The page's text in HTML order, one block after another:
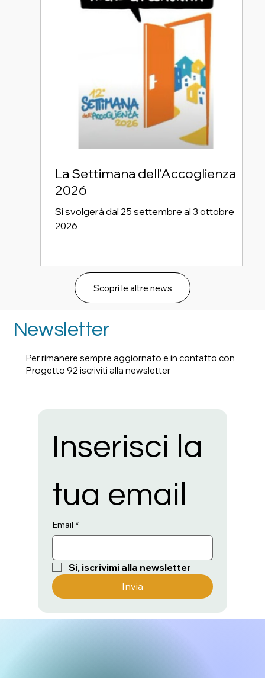
La Settimana dell'Accoglienza
2026
Si svolgerà dal 25 settembre al 3 ottobre
2026
Scopri le altre news
Newsletter
Per rimanere sempre aggiornato e in contatto con
Progetto 92 iscriviti alla newsletter
Inserisci la
tua email
Email *
Si, iscrivimi alla newsletter
Invia